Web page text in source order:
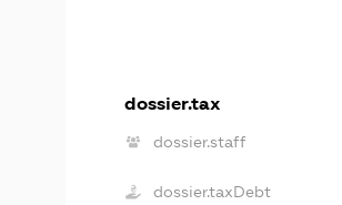
dossier.tax
dossier.staff
dossier.taxDebt